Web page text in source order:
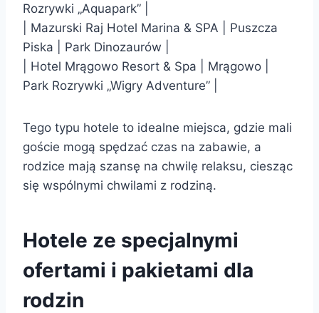
Rozrywki „Aquapark” |
| Mazurski Raj Hotel Marina & SPA | Puszcza
Piska | Park Dinozaurów |
| Hotel Mrągowo Resort & Spa | Mrągowo |
Park Rozrywki „Wigry Adventure” |
Tego typu hotele to idealne miejsca, gdzie mali
goście mogą spędzać czas na zabawie, a
rodzice mają szansę na chwilę relaksu, ciesząc
się wspólnymi chwilami z rodziną.
Hotele ze specjalnymi
ofertami i pakietami dla
rodzin